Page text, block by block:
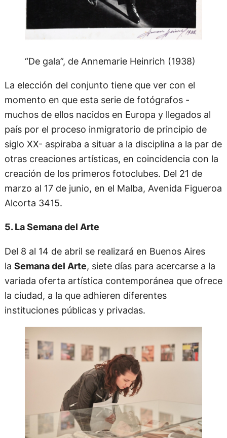
“De gala”, de Annemarie Heinrich (1938)
La elección del conjunto tiene que ver con el
momento en que esta serie de fotógrafos -
muchos de ellos nacidos en Europa y llegados al
país por el proceso inmigratorio de principio de
siglo XX- aspiraba a situar a la disciplina a la par de
otras creaciones artísticas, en coincidencia con la
creación de los primeros fotoclubes. Del 21 de
marzo al 17 de junio, en el Malba, Avenida Figueroa
Alcorta 3415.
5. La Semana del Arte
Del 8 al 14 de abril se realizará en Buenos Aires
la Semana del Arte, siete días para acercarse a la
variada oferta artística contemporánea que ofrece
la ciudad, a la que adhieren diferentes
instituciones públicas y privadas.